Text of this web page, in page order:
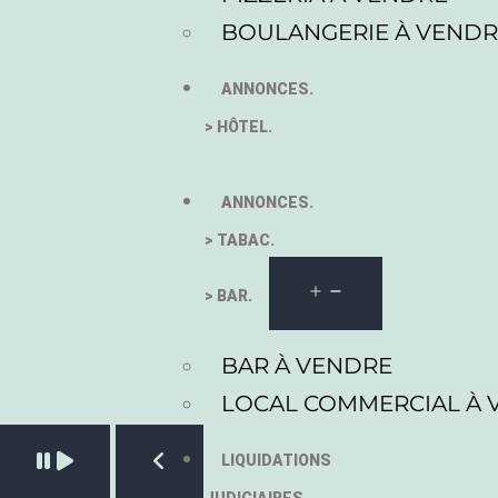
BOULANGERIE À
ANNONCES.
> HÔTEL.
ANNONCES.
> TABAC.
> BAR.
BAR À VENDRE
LOCAL COMMERCIAL À
LIQUIDATIONS
Pause slide rotation